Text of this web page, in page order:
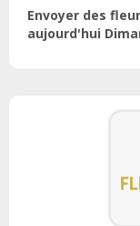
Envoyer des
aujourd'hui